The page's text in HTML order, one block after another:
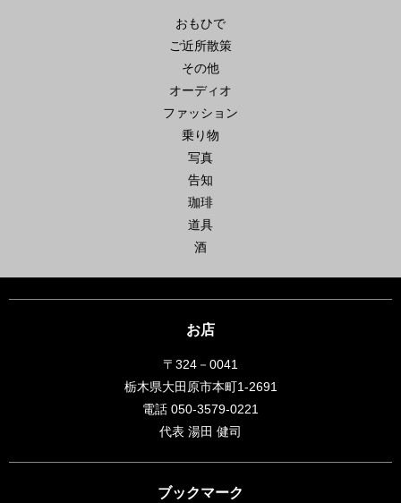
おもひで
ご近所散策
その他
オーディオ
ファッション
乗り物
写真
告知
珈琲
道具
酒
お店
〒324－0041
栃木県大田原市本町1-2691
電話 050-3579-0221
代表 湯田 健司
ブックマーク